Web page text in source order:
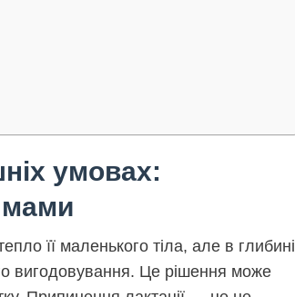
умовах:
мами
її маленького тіла, але в глибині
вигодовування. Це рішення може